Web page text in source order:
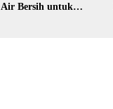
Air Bersih untuk